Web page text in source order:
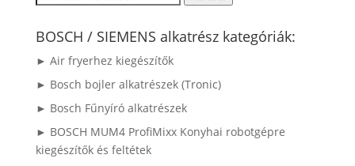
következőre:
BOSCH / SIEMENS alkatrész kategóriák:
► Air fryerhez kiegészítők
► Bosch bojler alkatrészek (Tronic)
► Bosch Fűnyíró alkatrészek
► BOSCH MUM4 ProfiMixx Konyhai robotgépre
kiegészítők és feltétek